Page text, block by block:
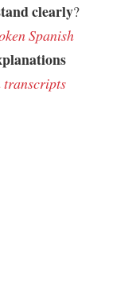
clearly?
Spanish
transcripts